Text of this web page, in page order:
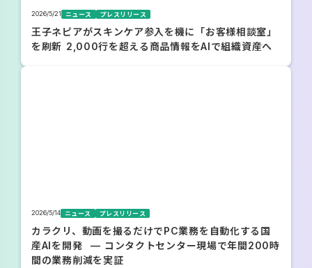
ニュース プレスリリース
2026/5/21
王子ネピアがスキンケア参入を機に「お客様相談室」
を刷新 2,000行を超える商品情報をAIで組織資産へ
ニュース プレスリリース
2026/5/14
カラクリ、動画を撮るだけでPC業務を自動化する国
産AIを開発 — コンタクトセンター現場で年間200時
間の業務削減を実証